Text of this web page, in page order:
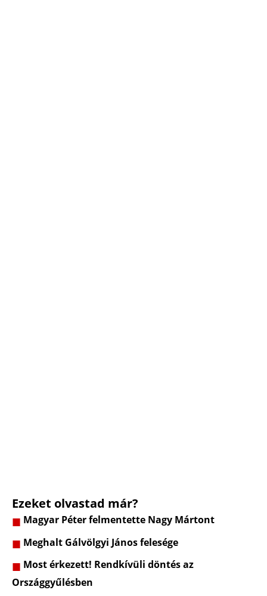
Ezeket olvastad már?
Magyar Péter felmentette Nagy Mártont
Meghalt Gálvölgyi János felesége
Most érkezett! Rendkívüli döntés az
Országgyűlésben